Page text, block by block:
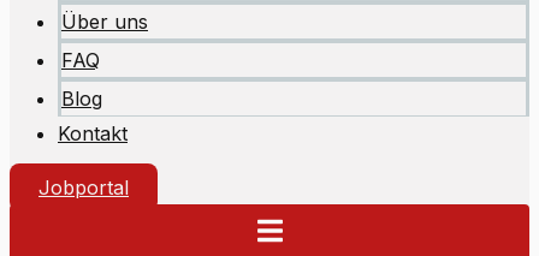
Über uns
FAQ
Blog
Kontakt
Jobportal